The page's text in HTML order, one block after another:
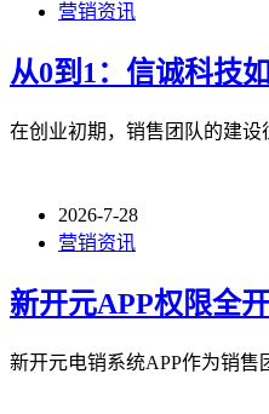
营销资讯
从0到1：信诚科技
在创业初期，销售团队的建
2026-7-28
营销资讯
新开元APP权限全
新开元电销系统APP作为销